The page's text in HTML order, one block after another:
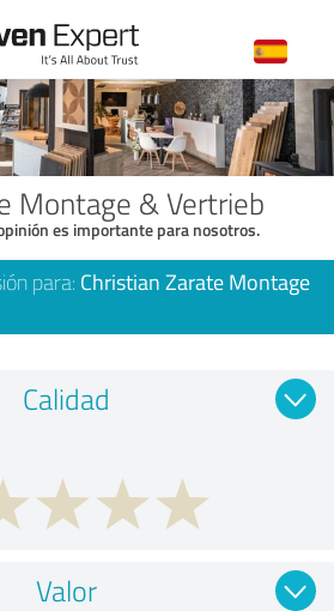
Montage & Vertrieb
es importante para nosotros.
para: Christian Zarate Montage
Calidad
Valor